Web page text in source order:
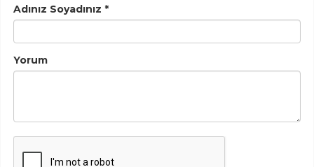
Adınız Soyadınız *
Yorum